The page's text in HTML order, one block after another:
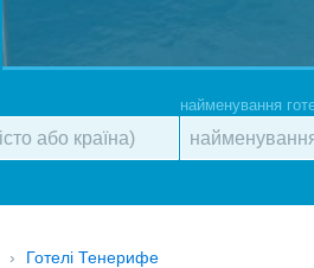
найменування
› Готелі Тенерифе